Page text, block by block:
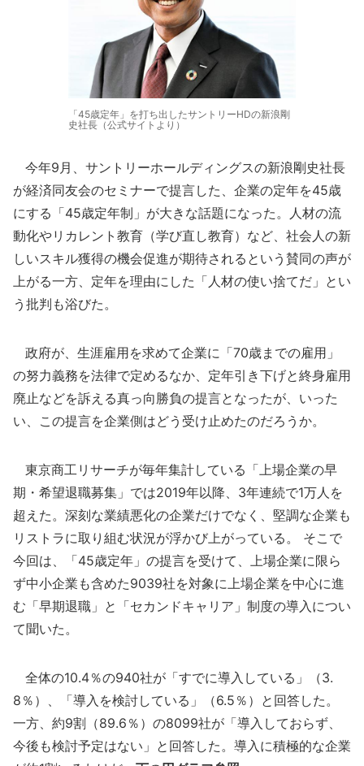
「45歳定年」を打ち出したサントリーHDの新浪剛
史社長（公式サイトより）
今年9月、サントリーホールディングスの新浪剛史社長
が経済同友会のセミナーで提言した、企業の定年を45歳
にする「45歳定年制」が大きな話題になった。人材の流
動化やリカレント教育（学び直し教育）など、社会人の新
しいスキル獲得の機会促進が期待されるという賛同の声が
上がる一方、定年を理由にした「人材の使い捨てだ」とい
う批判も浴びた。
政府が、生涯雇用を求めて企業に「70歳までの雇用」
の努力義務を法律で定めるなか、定年引き下げと終身雇用
廃止などを訴える真っ向勝負の提言となったが、いった
い、この提言を企業側はどう受け止めたのだろうか。
東京商工リサーチが毎年集計している「上場企業の早
期・希望退職募集」では2019年以降、3年連続で1万人を
超えた。深刻な業績悪化の企業だけでなく、堅調な企業も
リストラに取り組む状況が浮かび上がっている。 そこで
今回は、「45歳定年」の提言を受けて、上場企業に限ら
ず中小企業も含めた9039社を対象に上場企業を中心に進
む「早期退職」と「セカンドキャリア」制度の導入につい
て聞いた。
全体の10.4％の940社が「すでに導入している」（3.
8％）、「導入を検討している」（6.5％）と回答した。
一方、約9割（89.6％）の8099社が「導入しておらず、
今後も検討予定はない」と回答した。導入に積極的な企業